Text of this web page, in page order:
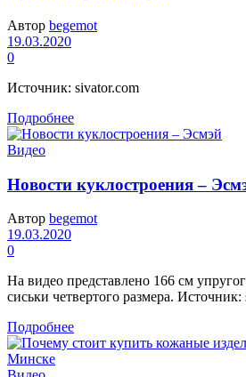
Автор begemot
19.03.2020
0
Источник: sivator.com
Подробнее
Видео
Новости куклостроения –
Автор begemot
19.03.2020
0
На видео представлено 166 см
сиськи четвертого размера. Источник:
Подробнее